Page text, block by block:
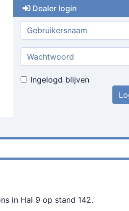
Dealer login
Gebruikersnaam:
Wachtwoord:
Ingelogd blijven
in Hal 9 op stand 142.